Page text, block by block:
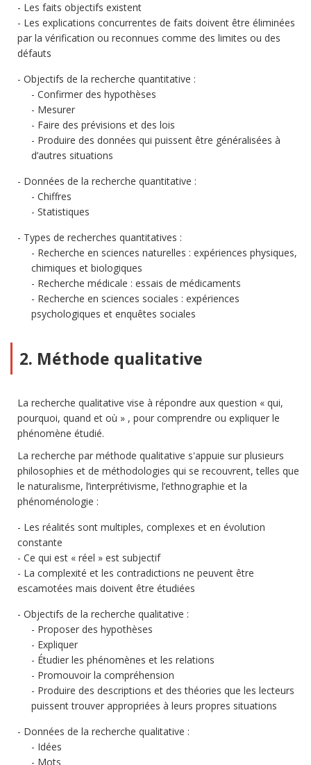
Les faits objectifs existent
Les explications concurrentes de faits doivent être éliminées
par la vérification ou reconnues comme des limites ou des
défauts
Objectifs de la recherche quantitative :
Confirmer des hypothèses
Mesurer
Faire des prévisions et des lois
Produire des données qui puissent être généralisées à
d’autres situations
Données de la recherche quantitative :
Chiffres
Statistiques
Types de recherches quantitatives :
Recherche en sciences naturelles : expériences physiques,
chimiques et biologiques
Recherche médicale : essais de médicaments
Recherche en sciences sociales : expériences
psychologiques et enquêtes sociales
2. Méthode qualitative
La recherche qualitative vise à répondre aux question « qui,
pourquoi, quand et où » , pour comprendre ou expliquer le
phénomène étudié.
La recherche par méthode qualitative s'appuie sur plusieurs
philosophies et de méthodologies qui se recouvrent, telles que
le naturalisme, l’interprétivisme, l’ethnographie et la
phénoménologie :
Les réalités sont multiples, complexes et en évolution
constante
Ce qui est « réel » est subjectif
La complexité et les contradictions ne peuvent être
escamotées mais doivent être étudiées
Objectifs de la recherche qualitative :
Proposer des hypothèses
Expliquer
Étudier les phénomènes et les relations
Promouvoir la compréhension
Produire des descriptions et des théories que les lecteurs
puissent trouver appropriées à leurs propres situations
Données de la recherche qualitative :
Idées
Mots